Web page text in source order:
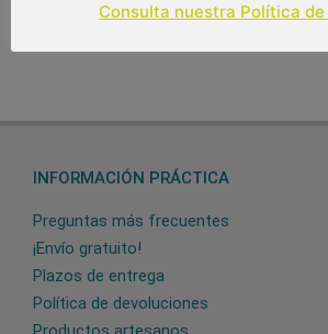
INFORMACIÓN PRÁCTICA
Preguntas más frecuentes
¡Envío gratuito!
Plazos de entrega
Política de devoluciones
Consulta nuestra Política de